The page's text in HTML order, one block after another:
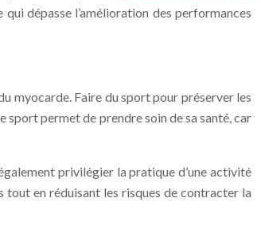
dépasse l’amélioration des performances
myocarde. Faire du sport pour préserver les
sport permet de prendre soin de sa santé, car
privilégier la pratique d’une activité
en réduisant les risques de contracter la